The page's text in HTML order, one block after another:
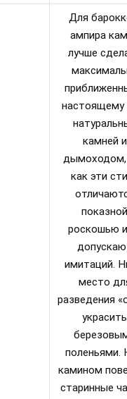
Для
ампира
лучше
настоящему
камней и
дымоходом,
как эти
показной
роскошью
имитаций.
место
разведения
украсить
поленьями.
камином
старинные